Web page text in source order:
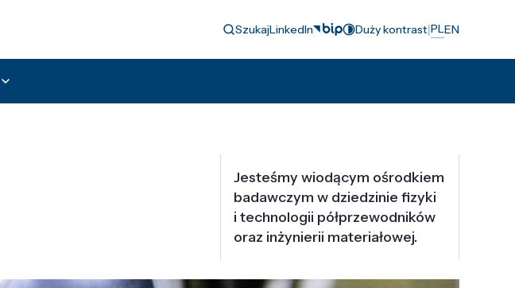
SzukajLinkedIn Duży kontrast|PLEN
Jesteśmy wiodącym ośrodkiem
badawczym w dziedzinie fizyki
i technologii półprzewodników
oraz inżynierii materiałowej.